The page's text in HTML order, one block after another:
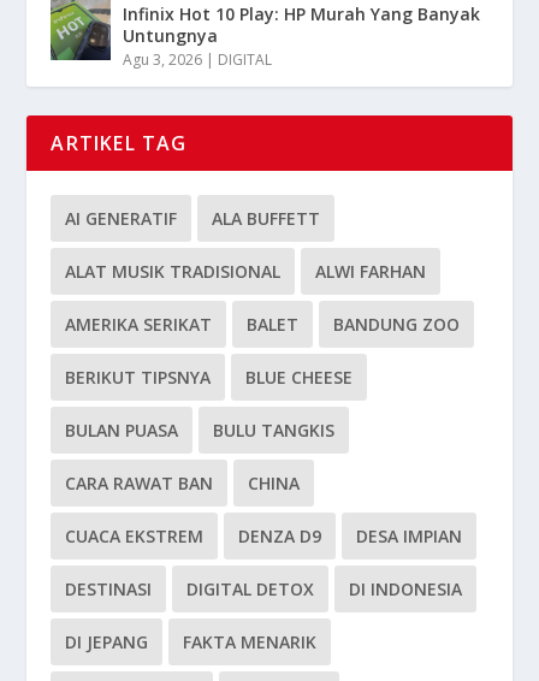
Infinix Hot 10 Play: HP Murah Yang Banyak
Untungnya
Agu 3, 2026 | DIGITAL
ARTIKEL TAG
AI GENERATIF ALA BUFFETT
ALAT MUSIK TRADISIONAL ALWI FARHAN
AMERIKA SERIKAT BALET BANDUNG ZOO
BERIKUT TIPSNYA BLUE CHEESE
BULAN PUASA BULU TANGKIS
CARA RAWAT BAN CHINA
CUACA EKSTREM DENZA D9 DESA IMPIAN
DESTINASI DIGITAL DETOX DI INDONESIA
DI JEPANG FAKTA MENARIK